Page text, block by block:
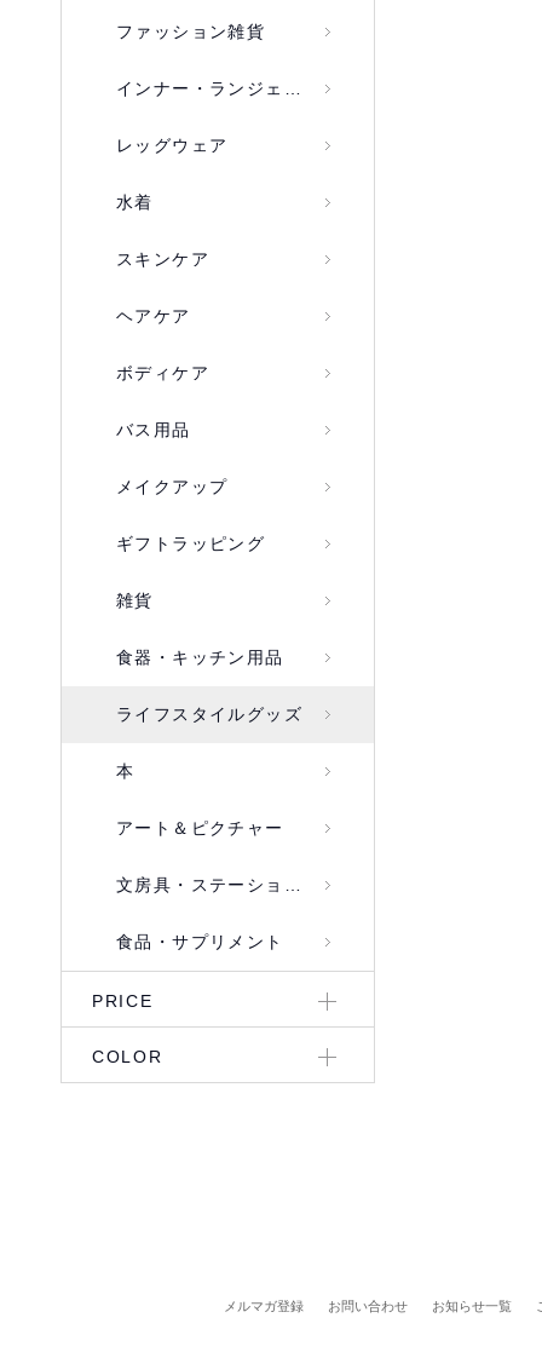
ファッション雑貨
インナー・ランジェリー
レッグウェア
水着
スキンケア
ヘアケア
ボディケア
バス用品
メイクアップ
ギフトラッピング
雑貨
食器・キッチン用品
ライフスタイルグッズ
本
アート＆ピクチャー
文房具・ステーショナリー
食品・サプリメント
PRICE
COLOR
メルマガ登録 お問い合わせ お知らせ一覧